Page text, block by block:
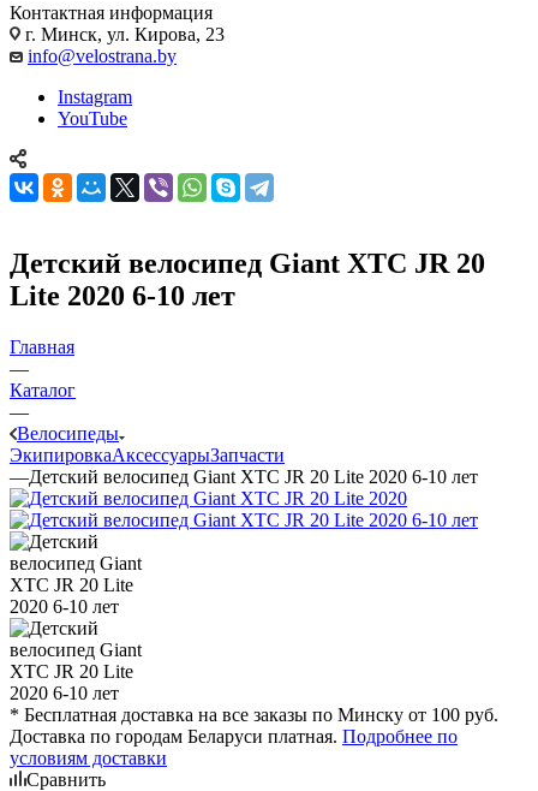
Контактная информация
г. Минск, ул. Кирова, 23
info@velostrana.by
Instagram
YouTube
Детский велосипед Giant XTC JR 20
Lite 2020 6-10 лет
Главная
—
Каталог
—
Велосипеды
ЭкипировкаАксессуарыЗапчасти
—Детский велосипед Giant XTC JR 20 Lite 2020 6-10 лет
* Бесплатная доставка на все заказы по Минску от 100 руб.
Доставка по городам Беларуси платная. Подробнее по
условиям доставки
Сравнить